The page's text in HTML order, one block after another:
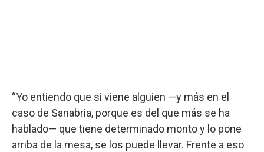
“Yo entiendo que si viene alguien —y más en el
caso de Sanabria, porque es del que más se ha
hablado— que tiene determinado monto y lo pone
arriba de la mesa, se los puede llevar. Frente a eso